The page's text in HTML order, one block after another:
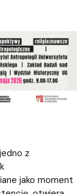
z
jako moment